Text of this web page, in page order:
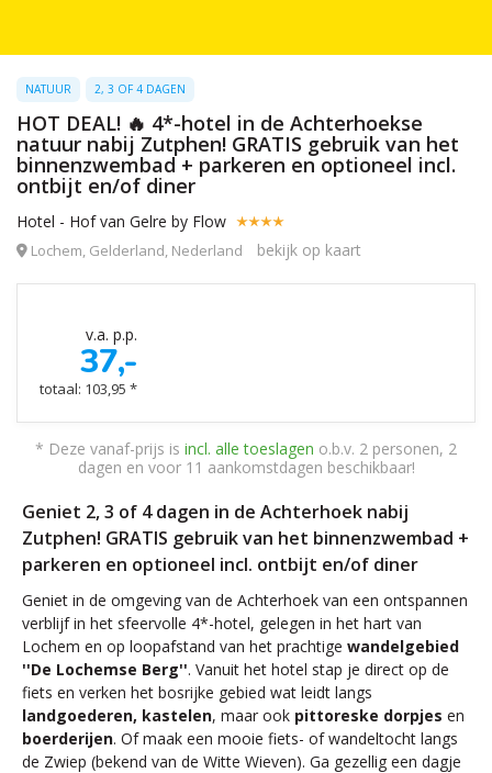
NATUUR 2, 3 OF 4 DAGEN
HOT DEAL! 🔥 4*-hotel in de Achterhoekse
natuur nabij Zutphen! GRATIS gebruik van het
binnenzwembad + parkeren en optioneel incl.
ontbijt en/of diner
Hotel - Hof van Gelre by Flow
Lochem, Gelderland, Nederland bekijk op kaart
v.a. p.p.
37,-
totaal: 103,95 *
* Deze vanaf-prijs is incl. alle toeslagen o.b.v. 2 personen, 2
dagen en voor 11 aankomstdagen beschikbaar!
Geniet 2, 3 of 4 dagen in de Achterhoek nabij
Zutphen! GRATIS gebruik van het binnenzwembad +
parkeren en optioneel incl. ontbijt en/of diner
Geniet in de omgeving van de Achterhoek van een ontspannen
verblijf in het sfeervolle 4*-hotel, gelegen in het hart van
Lochem en op loopafstand van het prachtige wandelgebied
''De Lochemse Berg''. Vanuit het hotel stap je direct op de
fiets en verken het bosrijke gebied wat leidt langs
landgoederen, kastelen, maar ook pittoreske dorpjes en
boerderijen. Of maak een mooie fiets- of wandeltocht langs
de Zwiep (bekend van de Witte Wieven). Ga gezellig een dagje